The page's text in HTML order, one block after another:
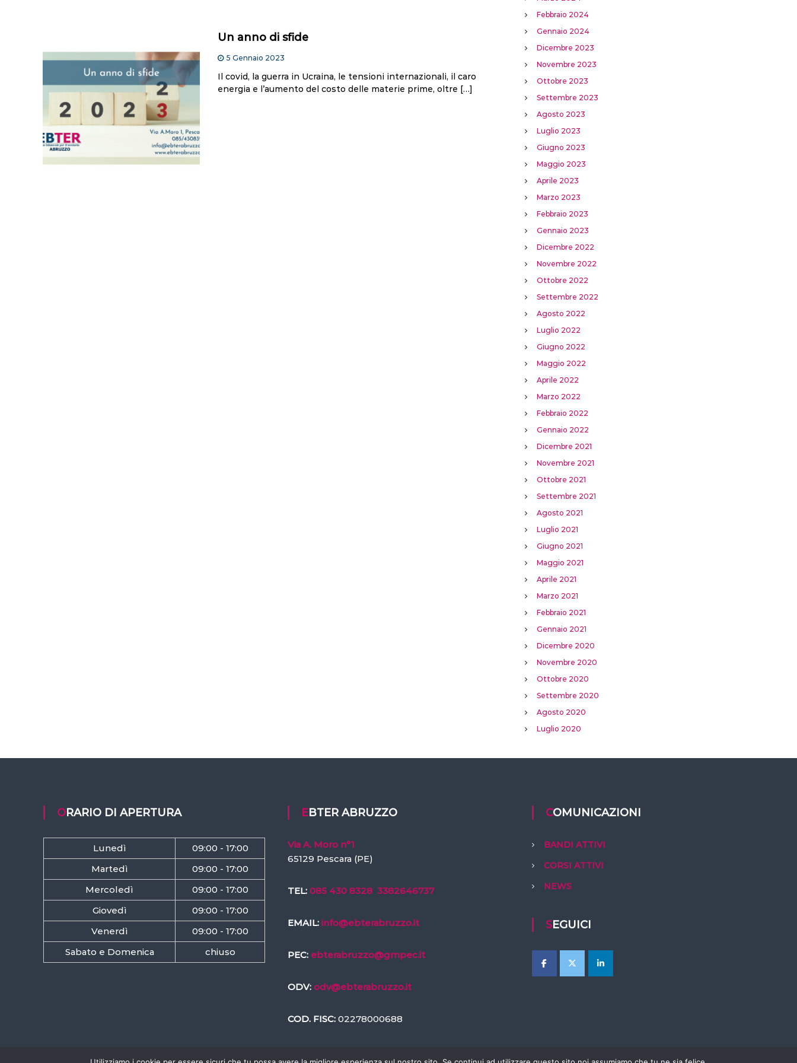
Un anno di sfide
5 Gennaio 2023
Il covid, la guerra in Ucraina, le tensioni internazionali, il caro
energia e l’aumento del costo delle materie prime, oltre […]
Febbraio 2024
Gennaio 2024
Dicembre 2023
Novembre 2023
Ottobre 2023
Settembre 2023
Agosto 2023
Luglio 2023
Giugno 2023
Maggio 2023
Aprile 2023
Marzo 2023
Febbraio 2023
Gennaio 2023
Dicembre 2022
Novembre 2022
Ottobre 2022
Settembre 2022
Agosto 2022
Luglio 2022
Giugno 2022
Maggio 2022
Aprile 2022
Marzo 2022
Febbraio 2022
Gennaio 2022
Dicembre 2021
Novembre 2021
Ottobre 2021
Settembre 2021
Agosto 2021
Luglio 2021
Giugno 2021
Maggio 2021
Aprile 2021
Marzo 2021
Febbraio 2021
Gennaio 2021
Dicembre 2020
Novembre 2020
Ottobre 2020
Settembre 2020
Agosto 2020
Luglio 2020
ORARIO DI APERTURA
Lunedì
09:00 - 17:00
Martedì
09:00 - 17:00
Mercoledì
09:00 - 17:00
Giovedì
09:00 - 17:00
Venerdì
09:00 - 17:00
Sabato e Domenica
chiuso
EBTER ABRUZZO
Via A. Moro n°1
65129 Pescara (PE)
TEL: 085 430 8328 3382646737
EMAIL: info@ebterabruzzo.it
PEC: ebterabruzzo@gmpec.it
ODV: odv@ebterabruzzo.it
COD. FISC: 02278000688
COMUNICAZIONI
BANDI ATTIVI
CORSI ATTIVI
NEWS
SEGUICI